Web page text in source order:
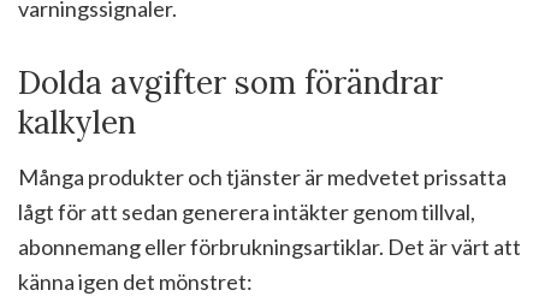
varningssignaler.
Dolda avgifter som förändrar
kalkylen
Många produkter och tjänster är medvetet prissatta
lågt för att sedan generera intäkter genom tillval,
abonnemang eller förbrukningsartiklar. Det är värt att
känna igen det mönstret: